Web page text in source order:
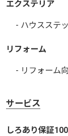
エクステリア
- ハウスステ
リフォーム
- リフォーム
サービス
しろあり保証